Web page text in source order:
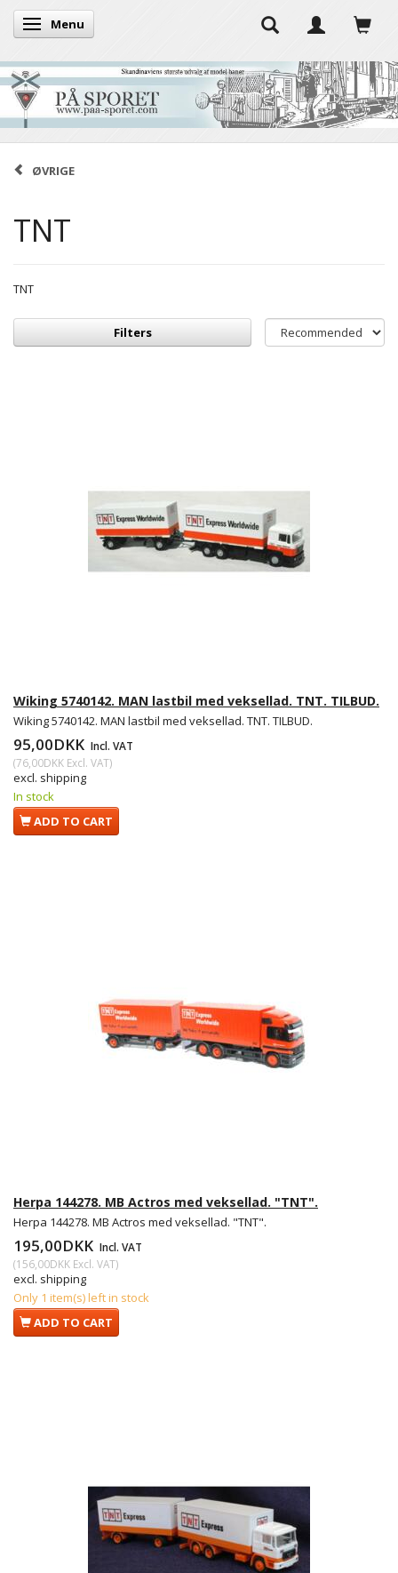
Toggle navigation
Menu
ØVRIGE
TNT
TNT
Filters
Wiking 5740142. MAN lastbil med veksellad. TNT. TILBUD.
Wiking 5740142. MAN lastbil med veksellad. TNT. TILBUD.
95,00DKK Incl. VAT
(76,00DKK Excl. VAT)
excl. shipping
In stock
ADD TO CART
Herpa 144278. MB Actros med veksellad. "TNT".
Herpa 144278. MB Actros med veksellad. "TNT".
195,00DKK Incl. VAT
(156,00DKK Excl. VAT)
excl. shipping
Only 1 item(s) left in stock
ADD TO CART